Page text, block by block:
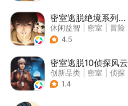
密室逃脱绝境系列3画仙奇缘
休闲益智 密室
冒险
| 密室逃脱
4.5
密室逃脱10侦探风云
创新品类 密室
侦探
| 密室逃脱
1.4